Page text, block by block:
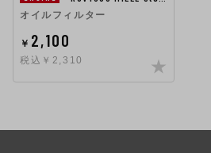
オイルフィルター
￥ 2,100
税込￥2,310